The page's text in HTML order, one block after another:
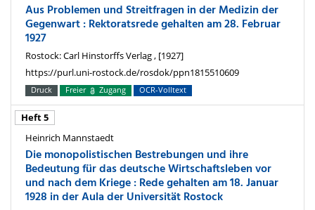
Aus Problemen und Streitfragen in der Medizin der
Gegenwart : Rektoratsrede gehalten am 28. Februar
1927
Rostock: Carl Hinstorffs Verlag , [1927]
https://purl.uni-rostock.de/rosdok/ppn1815510609
Druck Freier Zugang OCR-Volltext
Heft 5
Heinrich Mannstaedt
Die monopolistischen Bestrebungen und ihre
Bedeutung für das deutsche Wirtschaftsleben vor
und nach dem Kriege : Rede gehalten am 18. Januar
1928 in der Aula der Universität Rostock